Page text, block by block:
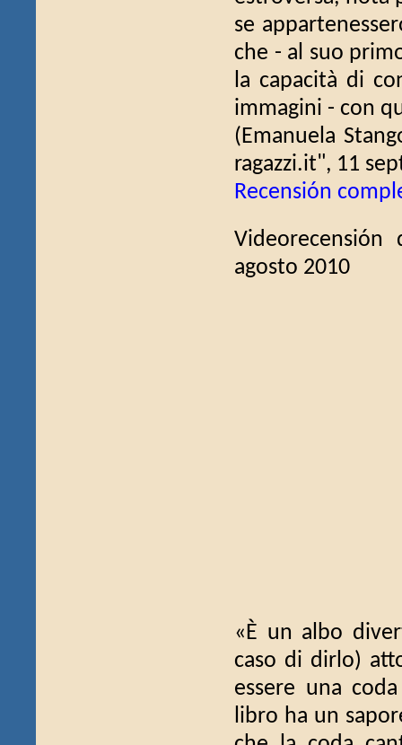
se
che - al suo
la capacità di
immagini - con
(Emanuela
ragazzi.it", 11
Recensión
Videorecensión
agosto 2010
«È un albo
caso di dirlo)
essere una
libro ha un